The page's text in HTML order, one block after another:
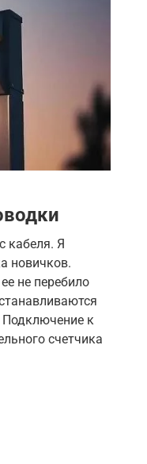
кабеля. Я
новичков.
не перебило
к
счетчика